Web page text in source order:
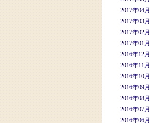
2017年04月
2017年03月
2017年02月
2017年01月
2016年12月
2016年11月
2016年10月
2016年09月
2016年08月
2016年07月
2016年06月